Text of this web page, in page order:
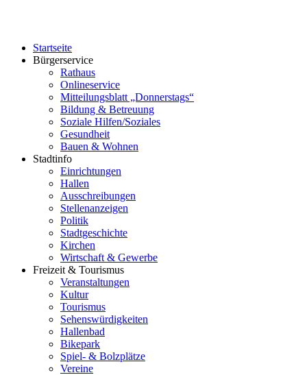
Startseite
Bürgerservice
Rathaus
Onlineservice
Mitteilungsblatt „Donnerstags“
Bildung & Betreuung
Soziale Hilfen/Soziales
Gesundheit
Bauen & Wohnen
Stadtinfo
Einrichtungen
Hallen
Ausschreibungen
Stellenanzeigen
Politik
Stadtgeschichte
Kirchen
Wirtschaft & Gewerbe
Freizeit & Tourismus
Veranstaltungen
Kultur
Tourismus
Sehenswürdigkeiten
Hallenbad
Bikepark
Spiel- & Bolzplätze
Vereine